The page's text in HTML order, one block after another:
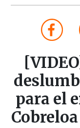
para el